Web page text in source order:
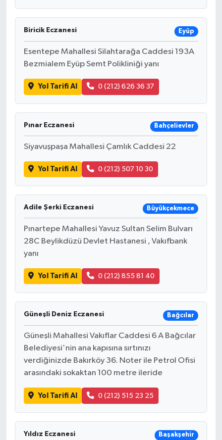
Biricik Eczanesi Eyüp
Esentepe Mahallesi Silahtarağa Caddesi 193A
Bezmialem Eyüp Semt Polikliniği yanı
Yol Tarifi Al 0 (212) 626 36 37
Pınar Eczanesi Bahçelievler
Siyavuşpaşa Mahallesi Çamlık Caddesi 22
Yol Tarifi Al 0 (212) 507 10 30
Adile Şerki Eczanesi Büyükçekmece
Pınartepe Mahallesi Yavuz Sultan Selim Bulvarı
28C Beylikdüzü Devlet Hastanesi , Vakıfbank
yanı
Yol Tarifi Al 0 (212) 855 81 40
Güneşli Deniz Eczanesi Bağcılar
Güneşli Mahallesi Vakıflar Caddesi 6 A Bağcılar
Belediyesi'nin ana kapısına sırtınızı
verdiğinizde Bakırköy 36. Noter ile Petrol Ofisi
arasındaki sokaktan 100 metre ileride
Yol Tarifi Al 0 (212) 515 23 25
Yıldız Eczanesi Başakşehir